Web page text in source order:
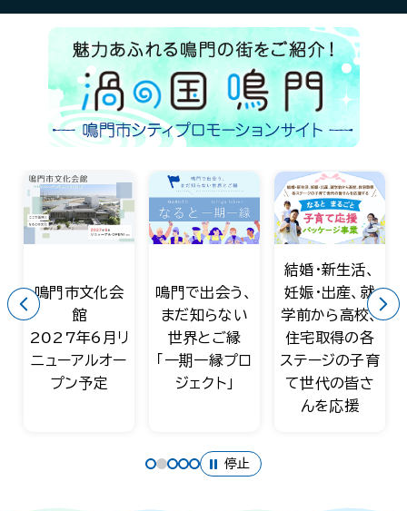
鳴門で出会う、
まだ知らない
世界とご縁
「一期一縁プロ
ジェクト」
妊娠・出産、就
学前から高校、
住宅取得の各
ステージの子育
て世代の皆さ
新商品取り扱
い開始！
令和８年度にゃ
るひげグッズ
好評販売中！
停止